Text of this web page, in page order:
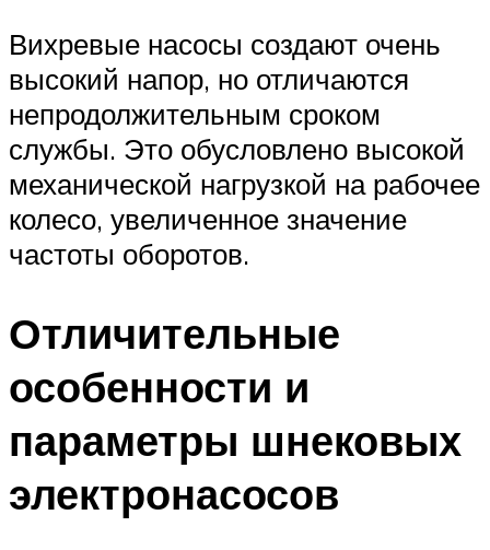
Вихревые насосы создают очень
высокий напор, но отличаются
непродолжительным сроком
службы. Это обусловлено высокой
механической нагрузкой на рабочее
колесо, увеличенное значение
частоты оборотов.
Отличительные
особенности и
параметры шнековых
электронасосов